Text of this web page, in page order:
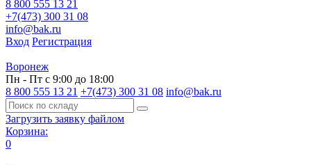
8 800 555 13 21
+7(473) 300 31 08
info@bak.ru
Вход Регистрация
Воронеж
Пн - Пт с 9:00 до 18:00
8 800 555 13 21 +7(473) 300 31 08 info@bak.ru
Загрузить заявку файлом
Корзина:
0